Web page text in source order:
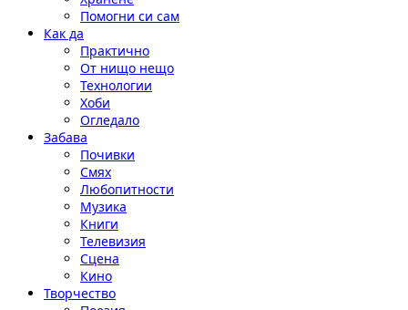
Помогни си сам
Как да
Практично
От нищо нещо
Технологии
Хоби
Огледало
Забава
Почивки
Смях
Любопитности
Музика
Книги
Телевизия
Сцена
Кино
Творчество